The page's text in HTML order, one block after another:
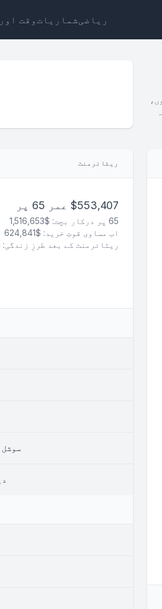
ریاضیشماریاتوقت
منظر ریٹائرمنٹ کیلکولیٹر ویجٹ
ریٹائرمنٹ
$553,407 عمر 65 پر
65 پر درکار بچت: $1,516,653
اب مساوی قوتِ خرید: $624,841
ریٹائرمنٹ کے بعد طرزِ زندگی:
سوشل